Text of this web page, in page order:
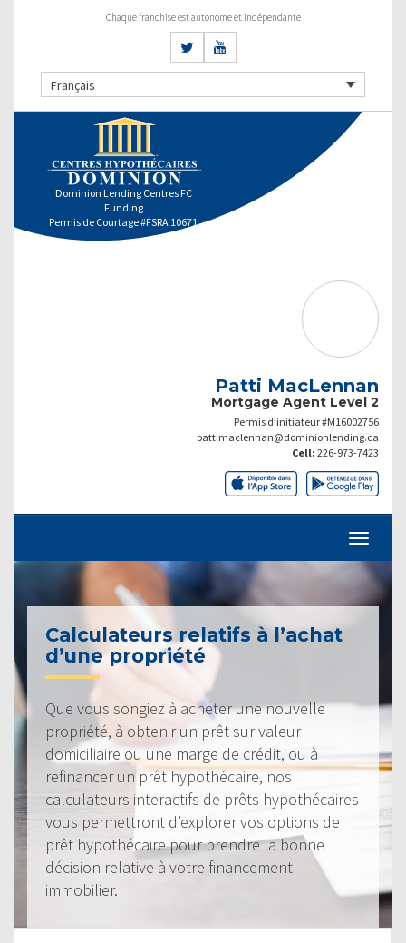
Chaque franchise est autonome et indépendante
Français
Dominion Lending Centres FC
Funding
Permis de Courtage #FSRA 10671
Patti MacLennan
Mortgage Agent Level 2
Permis d’initiateur #M16002756
pattimaclennan@dominionlending.ca
Cell: 226-973-7423
Calculateurs relatifs à l’achat
d’une propriété
Que vous songiez à acheter une nouvelle
propriété, à obtenir un prêt sur valeur
domiciliaire ou une marge de crédit, ou à
refinancer un prêt hypothécaire, nos
calculateurs interactifs de prêts hypothécaires
vous permettront d’explorer vos options de
prêt hypothécaire pour prendre la bonne
décision relative à votre financement
immobilier.